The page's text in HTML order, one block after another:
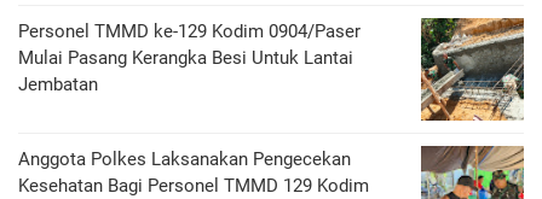
Personel TMMD ke-129 Kodim 0904/Paser
Mulai Pasang Kerangka Besi Untuk Lantai
Jembatan
Anggota Polkes Laksanakan Pengecekan
Kesehatan Bagi Personel TMMD 129 Kodim